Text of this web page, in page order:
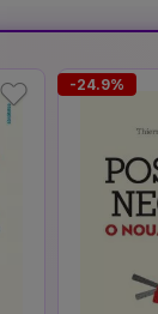
-24.9%